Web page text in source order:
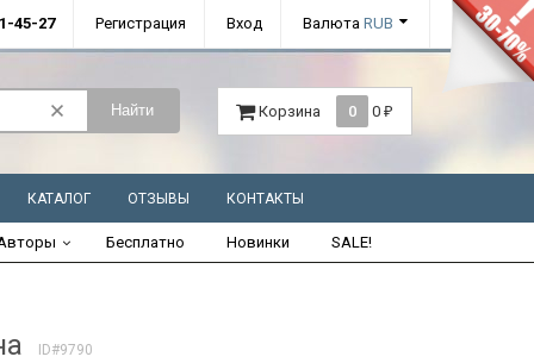
45-27 Регистрация Вход Валюта RUB
Найти Корзина 0 0 ₽
КАТАЛОГ ОТЗЫВЫ КОНТАКТЫ
Бесплатно Новинки SALE!
ID#9790